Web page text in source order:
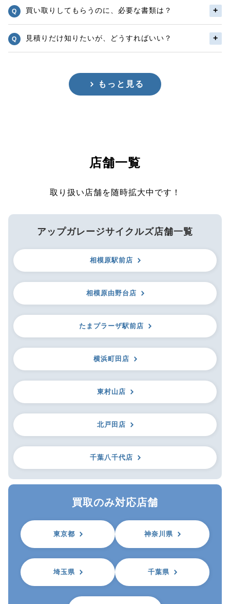
買い取りしてもらうのに、必要な書類は？
見積りだけ知りたいが、どうすればいい？
もっと見る
店舗一覧
取り扱い店舗を随時拡大中です！
アップガレージサイクルズ店舗一覧
相模原駅前店
相模原由野台店
たまプラーザ駅前店
横浜町田店
東村山店
北戸田店
千葉八千代店
買取のみ対応店舗
東京都 神奈川県
埼玉県 千葉県